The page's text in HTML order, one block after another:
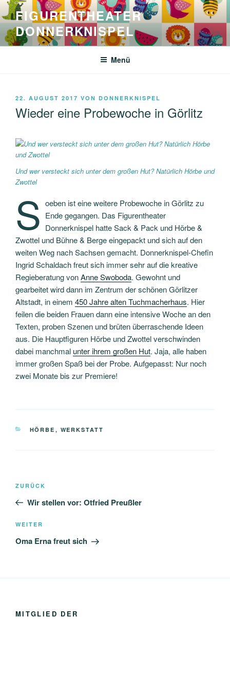
Zum
Inhalt
springen
FIGURENTHEATER
DONNERKNISPEL
Menü
VERÖFFENTLICHT
22. AUGUST 2017 VON DONNERKNISPEL
Wieder eine Probewoche in Görlitz
Und wer versteckt sich unter dem großen Hut? Natürlich Hörbe und
Zwottel
S oeben ist eine weitere Probewoche in Görlitz zu
Ende gegangen. Das Figurentheater
Donnerknispel hatte Sack & Pack und Hörbe &
Zwottel und Bühne & Berge eingepackt und sich auf den
weiten Weg nach Sachsen gemacht. Donnerknispel-Chefin
Ingrid Schaldach freut sich immer sehr auf die kreative
Regieberatung vonAnne Swoboda. Gewohnt und
gearbeitet wird dann im Zentrum der schönen Görlitzer
Altstadt, in einem 450 Jahre alten Tuchmacherhaus. Hier
feilen die beiden Frauen dann eine intensive Woche an den
Texten, proben Szenen und brüten überraschende Ideen
aus. Die Hauptfiguren Hörbe und Zwottel verschwinden
dabei manchmal unter ihrem großen Hut. Jaja, alle haben
immer großen Spaß bei der Probe. Aufgepasst: Nur noch
zwei Monate bis zur Premiere!
KATEGORIEN
HÖRBE , WERKSTATT
Beitragsnavigation
Vorheriger
Beitrag
ZURÜCK
Wir stellen vor: Otfried Preußler
Nächster
Beitrag
WEITER
Oma Erna freut sich
MITGLIED DER